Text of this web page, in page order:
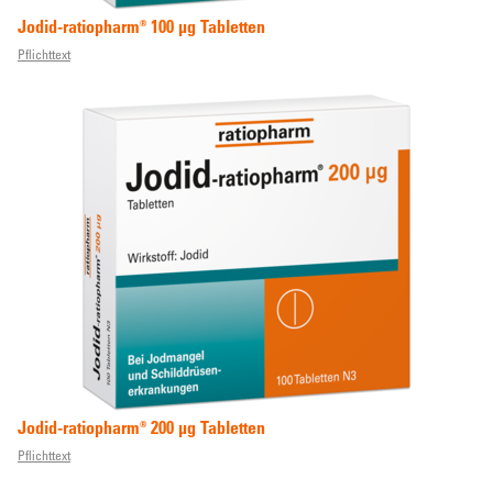
Jodid-ratiopharm® 100 µg Tabletten
Pflichttext
Jodid-ratiopharm® 200 µg Tabletten
Pflichttext